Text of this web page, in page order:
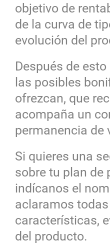
objetivo de
de la curva de
evolución del
Después de
las posibles
ofrezcan, que
acompaña un
permanencia de
Si quieres una
sobre tu plan de
indícanos el
aclaramos
características,
del producto.